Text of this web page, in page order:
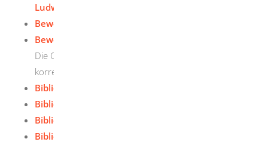
Ludwigsburg
Bewerben - PH Schwäbisch Gmünd
Bewerben - Universität Freiburg
Die Onlinebewerbung bei der Universität Freiburg
korrekt durchführen
Bibliotheksdienste - KIT
Bibliotheksdienste - Uni Heidelberg
Bibliotheksdienste - Uni Hohenheim
Bibliotheksdienste - Uni Konstanz